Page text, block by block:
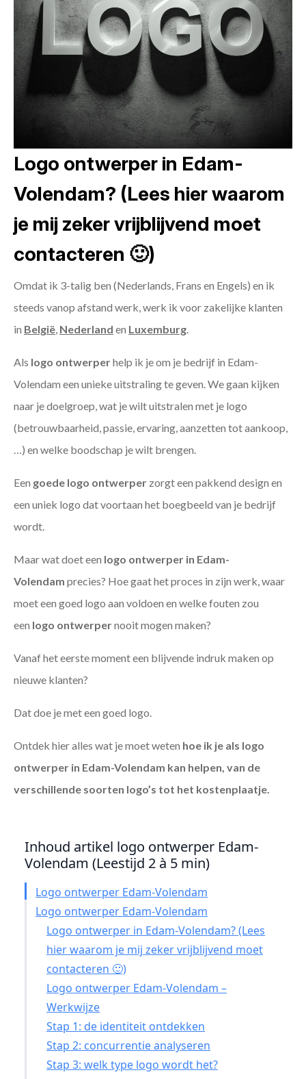
Logo ontwerper in Edam-
Volendam? (Lees hier waarom
je mij zeker vrijblijvend moet
contacteren 🙂)
Omdat ik 3-talig ben (Nederlands, Frans en Engels) en ik
steeds vanop afstand werk, werk ik voor zakelijke klanten
in België, Nederland en Luxemburg.
Als logo ontwerperhelp ik je om je bedrijf in Edam-
Volendam een unieke uitstraling te geven. We gaan kijken
naar je doelgroep, wat je wilt uitstralen met je logo
(betrouwbaarheid, passie, ervaring, aanzetten tot aankoop,
…) en welke boodschap je wilt brengen.
Een goede logo ontwerper zorgt een pakkend design en
een uniek logo dat voortaan het boegbeeld van je bedrijf
wordt.
Maar wat doet een logo ontwerper in Edam-
Volendam precies? Hoe gaat het proces in zijn werk, waar
moet een goed logo aan voldoen en welke fouten zou
een logo ontwerpernooit mogen maken?
Vanaf het eerste moment een blijvende indruk maken op
nieuwe klanten?
Dat doe je met een goed logo.
Ontdek hier alles wat je moet weten hoe ik je als logo
ontwerper in Edam-Volendam kan helpen, van de
verschillende soorten logo’s tot het kostenplaatje.
Inhoud artikel logo ontwerper Edam-
Volendam (Leestijd 2 à 5 min)
Logo ontwerper Edam-Volendam
Logo ontwerper Edam-Volendam
Logo ontwerper in Edam-Volendam? (Lees
hier waarom je mij zeker vrijblijvend moet
contacteren 🙂)
Logo ontwerper Edam-Volendam –
Werkwijze
Stap 1: de identiteit ontdekken
Stap 2: concurrentie analyseren
Stap 3: welk type logo wordt het?